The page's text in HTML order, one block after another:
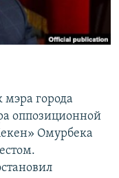
мэра города
оппозиционной
Омурбека